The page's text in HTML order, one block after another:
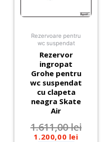
Rezervoare pentru
wc suspendat
Rezervor
ingropat
Grohe pentru
wc suspendat
cu clapeta
neagra Skate
Air
1.611,00lei
1.200,00 lei